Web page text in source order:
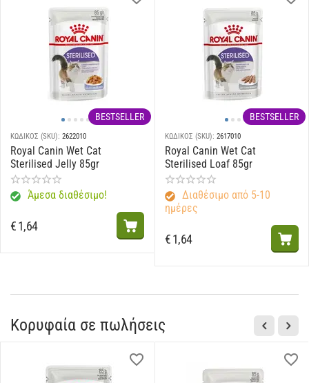
BESTSELLER
ΚΩΔΙΚΟΣ (SKU): 2622010
Royal Canin Wet Cat
Sterilised Jelly 85gr
Άμεσα διαθέσιμο!
€1,64
BESTSELLER
ΚΩΔΙΚΟΣ (SKU): 2617010
Royal Canin Wet Cat
Sterilised Loaf 85gr
Διαθέσιμο από 5-10
ημέρες
€1,64
Κορυφαία σε πωλήσεις